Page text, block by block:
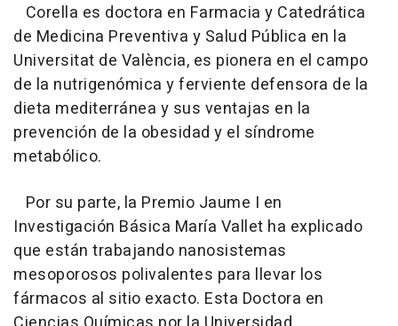
Corella es doctora en Farmacia y Catedrática
de Medicina Preventiva y Salud Pública en la
Universitat de València, es pionera en el campo
de la nutrigenómica y ferviente defensora de la
dieta mediterránea y sus ventajas en la
prevención de la obesidad y el síndrome
metabólico.
Por su parte, la Premio Jaume I en
Investigación Básica María Vallet ha explicado
que están trabajando nanosistemas
mesoporosos polivalentes para llevar los
fármacos al sitio exacto. Esta Doctora en